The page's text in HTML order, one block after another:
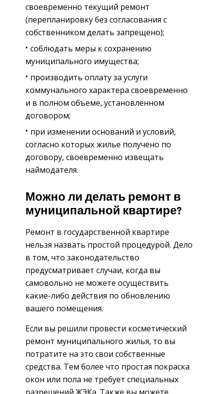
своевременно текущий ремонт
(перепланировку без согласования с
собственником делать запрещено);
соблюдать меры к сохранению
муниципального имущества;
производить оплату за услуги
коммунального характера своевременно
и в полном объеме, установленном
договором;
при изменении оснований и условий,
согласно которых жилье получено по
договору, своевременно извещать
наймодателя.
Можно ли делать ремонт в
муниципальной квартире?
Ремонт в государственной квартире
нельзя назвать простой процедурой. Дело
в том, что законодательство
предусматривает случаи, когда вы
самовольно не можете осуществить
какие-либо действия по обновлению
вашего помещения.
Если вы решили провести косметический
ремонт муниципального жилья, то вы
потратите на это свои собственные
средства. Тем более что простая покраска
окон или пола не требует специальных